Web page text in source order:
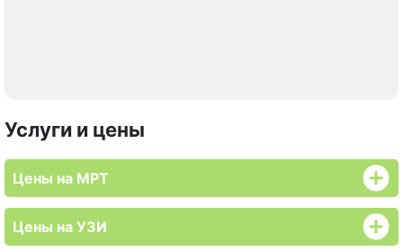
Услуги и цены
Цены на МРТ
Цены на УЗИ